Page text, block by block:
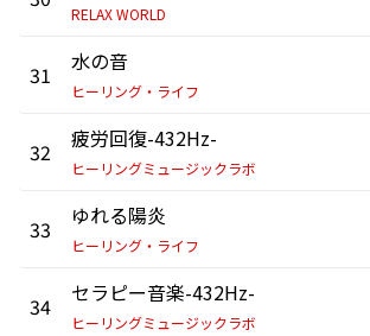
RELAX WORLD
31 水の音
ヒーリング・ライフ
32 疲労回復-432Hz-
ヒーリングミュージックラボ
33 ゆれる陽炎
ヒーリング・ライフ
34 セラピー音楽-432Hz-
ヒーリングミュージックラボ